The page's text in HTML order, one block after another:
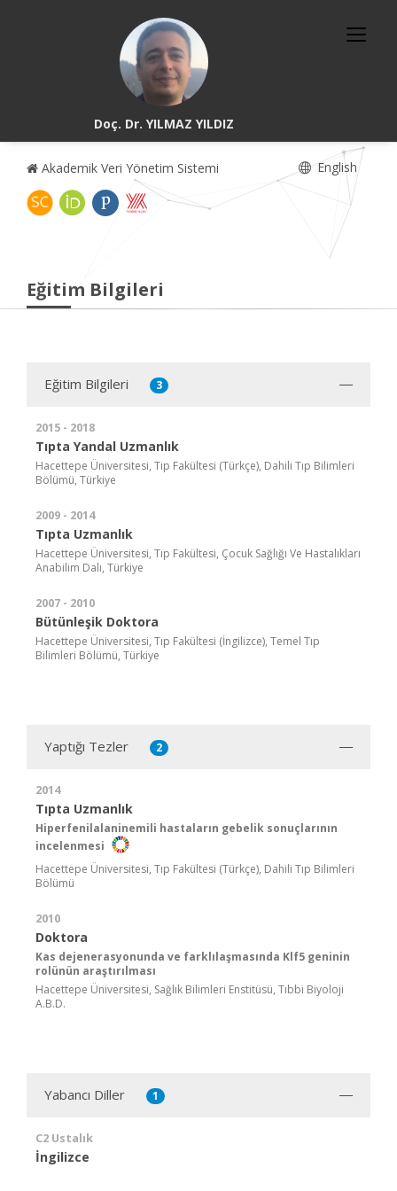
Doç. Dr. YILMAZ YILDIZ
Akademik Veri Yönetim Sistemi English
Eğitim Bilgileri
Eğitim Bilgileri 3
2015 - 2018
Tıpta Yandal Uzmanlık
Hacettepe Üniversitesi, Tıp Fakültesi (Türkçe), Dahili Tıp Bilimleri
Bölümü, Türkiye
2009 - 2014
Tıpta Uzmanlık
Hacettepe Üniversitesi, Tıp Fakültesi, Çocuk Sağlığı Ve Hastalıkları
Anabilim Dalı, Türkiye
2007 - 2010
Bütünleşik Doktora
Hacettepe Üniversitesi, Tıp Fakültesi (İngilizce), Temel Tıp
Bilimleri Bölümü, Türkiye
Yaptığı Tezler 2
2014
Tıpta Uzmanlık
Hiperfenilalaninemili hastaların gebelik sonuçlarının
incelenmesi
Hacettepe Üniversitesi, Tıp Fakültesi (Türkçe), Dahili Tıp Bilimleri
Bölümü
2010
Doktora
Kas dejenerasyonunda ve farklılaşmasında Klf5 geninin
rolünün araştırılması
Hacettepe Üniversitesi, Sağlık Bilimleri Enstitüsü, Tıbbi Biyoloji
A.B.D.
Yabancı Diller 1
C2 Ustalık
İngilizce